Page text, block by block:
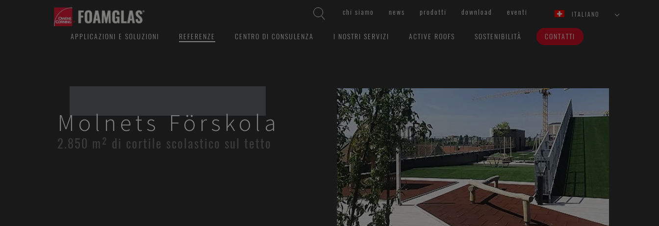
chi siamo news prodotti download eventi ITALIANO
APPLICAZIONI E SOLUZIONI REFERENZE CENTRO DI CONSULENZA I NOSTRI SERVIZI ACTIVE ROOFS SOSTENIBILITÀ CONTATTI
Molnets Förskola
2.850 m² di cortile scolastico sul tetto